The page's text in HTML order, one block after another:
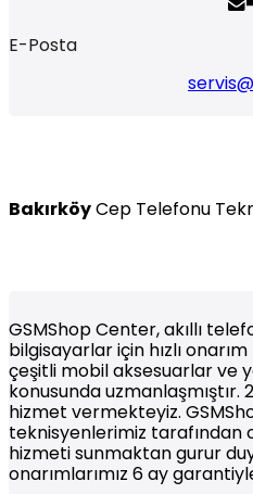
E-Posta
BakırköyCep Telefonu
GSMShop Center, akıllı
bilgisayarlar için hızlı
çeşitli mobil aksesuarlar ve
konusunda uzmanlaşmıştır.
hizmet vermekteyiz.
teknisyenlerimiz tarafından
hizmeti sunmaktan gurur
onarımlarımız 6 ay